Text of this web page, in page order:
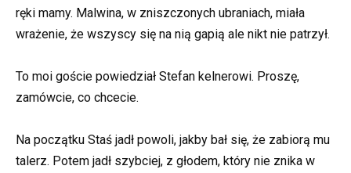
ręki mamy. Malwina, w zniszczonych ubraniach, miała
wrażenie, że wszyscy się na nią gapią ale nikt nie patrzył.
To moi goście powiedział Stefan kelnerowi. Proszę,
zamówcie, co chcecie.
Na początku Staś jadł powoli, jakby bał się, że zabiorą mu
talerz. Potem jadł szybciej, z głodem, który nie znika w